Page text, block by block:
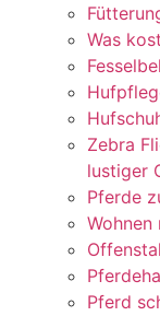
Was
Zebra
lustiger
Pferde
Pferd